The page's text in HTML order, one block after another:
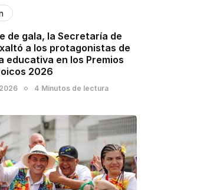
de gala, la Secretaría de
a los protagonistas de
educativa en los Premios
2026
4 Minutos de lectura